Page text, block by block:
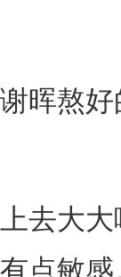
熬好
大大
点敏